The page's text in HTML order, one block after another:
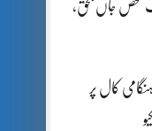
شخص جاں بحق،
کال پر